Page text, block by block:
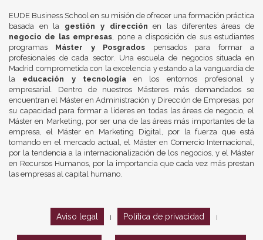
EUDE Business School en su misión de ofrecer una formación práctica
basada en la gestión y dirección en las diferentes áreas de
negocio de las empresas, pone a disposición de sus estudiantes
programas Máster y Posgrados pensados para formar a
profesionales de cada sector. Una escuela de negocios situada en
Madrid comprometida con la excelencia y estando a la vanguardia de
la educación y tecnologíaen los entornos profesional y
empresarial. Dentro de nuestros Másteres más demandados se
encuentran el Máster en Administración y Dirección de Empresas, por
su capacidad para formar a líderes en todas las áreas de negocio, el
Máster en Marketing, por ser una de las áreas más importantes de la
empresa, el Máster en Marketing Digital, por la fuerza que está
tomando en el mercado actual, el Máster en Comercio Internacional,
por la tendencia a la internacionalización de los negocios, y el Máster
en Recursos Humanos, por la importancia que cada vez más prestan
las empresas al capital humano.
Aviso legal Política de privacidad